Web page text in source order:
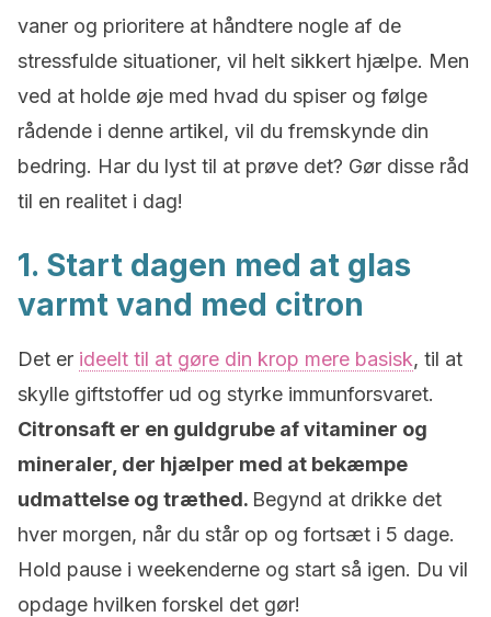
vaner og prioritere at håndtere nogle af de
stressfulde situationer, vil helt sikkert hjælpe. Men
ved at holde øje med hvad du spiser og følge
rådende i denne artikel, vil du fremskynde din
bedring. Har du lyst til at prøve det? Gør disse råd
til en realitet i dag!
1. Start dagen med at glas
varmt vand med citron
Det er ideelt til at gøre din krop mere basisk, til at
skylle giftstoffer ud og styrke immunforsvaret.
Citronsaft er en guldgrube af vitaminer og
mineraler, der hjælper med at bekæmpe
udmattelse og træthed. Begynd at drikke det
hver morgen, når du står op og fortsæt i 5 dage.
Hold pause i weekenderne og start så igen. Du vil
opdage hvilken forskel det gør!